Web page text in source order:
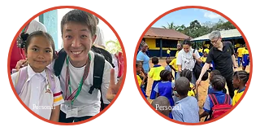
Personal Personal